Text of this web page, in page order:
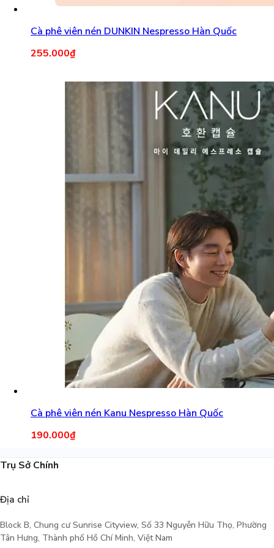
Cà phê viên nén DUNKIN Nespresso Hàn Quốc
255.000₫
Cà phê viên nén Kanu Nespresso Hàn Quốc
190.000₫
Trụ Sở Chính
Địa chỉ
Block B, Chung cư Sunrise Cityview, Số 33 Nguyễn Hữu Thọ, Phường
Tân Hưng, Thành phố Hồ Chí Minh, Việt Nam